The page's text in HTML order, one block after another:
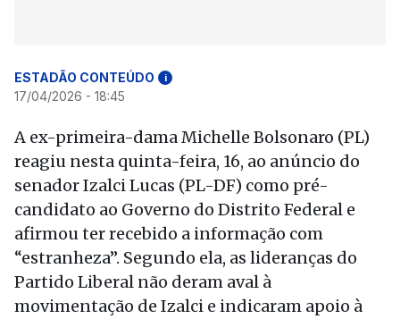
ESTADÃO CONTEÚDO i
17/04/2026 - 18:45
A ex-primeira-dama Michelle Bolsonaro (PL)
reagiu nesta quinta-feira, 16, ao anúncio do
senador Izalci Lucas (PL-DF) como pré-
candidato ao Governo do Distrito Federal e
afirmou ter recebido a informação com
“estranheza”. Segundo ela, as lideranças do
Partido Liberal não deram aval à
movimentação de Izalci e indicaram apoio à